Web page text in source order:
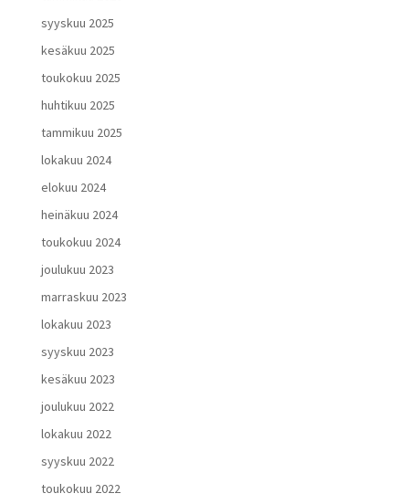
syyskuu 2025
kesäkuu 2025
toukokuu 2025
huhtikuu 2025
tammikuu 2025
lokakuu 2024
elokuu 2024
heinäkuu 2024
toukokuu 2024
joulukuu 2023
marraskuu 2023
lokakuu 2023
syyskuu 2023
kesäkuu 2023
joulukuu 2022
lokakuu 2022
syyskuu 2022
toukokuu 2022